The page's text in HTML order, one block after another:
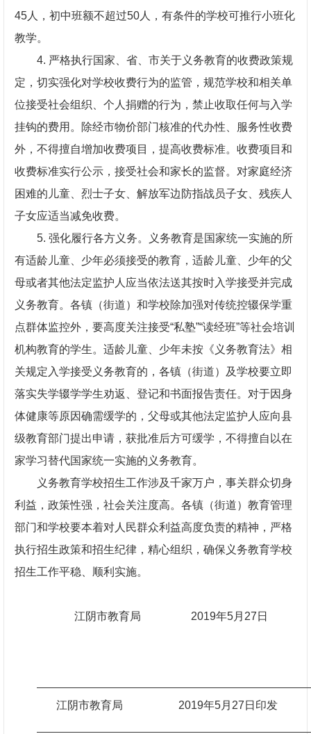
45人，初中班额不超过50人，有条件的学校可推行小班化
教学。
4. 严格执行国家、省、市关于义务教育的收费政策规
定，切实强化对学校收费行为的监管，规范学校和相关单
位接受社会组织、个人捐赠的行为，禁止收取任何与入学
挂钩的费用。除经市物价部门核准的代办性、服务性收费
外，不得擅自增加收费项目，提高收费标准。收费项目和
收费标准实行公示，接受社会和家长的监督。对家庭经济
困难的儿童、烈士子女、解放军边防指战员子女、残疾人
子女应适当减免收费。
5. 强化履行各方义务。义务教育是国家统一实施的所
有适龄儿童、少年必须接受的教育，适龄儿童、少年的父
母或者其他法定监护人应当依法送其按时入学接受并完成
义务教育。各镇（街道）和学校除加强对传统控辍保学重
点群体监控外，要高度关注接受“私塾”“读经班”等社会培训
机构教育的学生。适龄儿童、少年未按《义务教育法》相
关规定入学接受义务教育的，各镇（街道）及学校要立即
落实失学辍学学生劝返、登记和书面报告责任。对于因身
体健康等原因确需缓学的，父母或其他法定监护人应向县
级教育部门提出申请，获批准后方可缓学，不得擅自以在
家学习替代国家统一实施的义务教育。
义务教育学校招生工作涉及千家万户，事关群众切身
利益，政策性强，社会关注度高。各镇（街道）教育管理
部门和学校要本着对人民群众利益高度负责的精神，严格
执行招生政策和招生纪律，精心组织，确保义务教育学校
招生工作平稳、顺利实施。
江阴市教育局 2019年5月27日
江阴市教育局 2019年5月27日印发